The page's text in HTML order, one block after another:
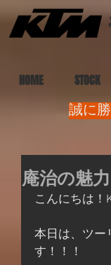
HOME STOCK
誠に
庵治の魅
こんにちは！
本日は、ツー
す！！！